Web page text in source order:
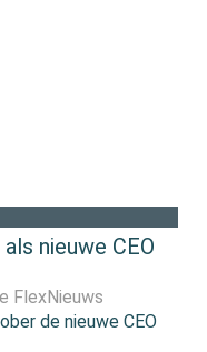
nieuwe CEO
FlexNieuws
de nieuwe CEO